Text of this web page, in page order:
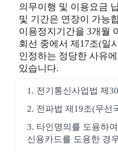
의무이행 및 이용요금
및 기간은 연장이 가능
이용정지기간을 3개월
회선 중에서 제17조(일
인정하는 정당한 사유
있습니다.
1. 전기통신사업법 제
2. 전파법 제19조(무선
3. 타인명의를 도용하
신용카드를 도용한 경